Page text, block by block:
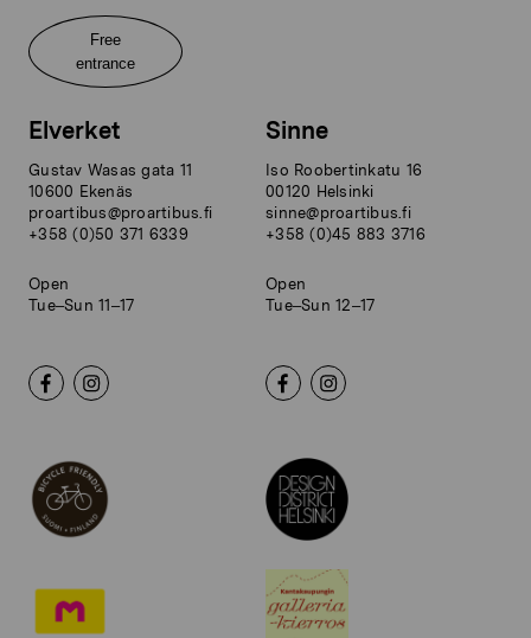
Free
entrance
Elverket
Gustav Wasas gata 11
10600 Ekenäs
proartibus@proartibus.fi
+358 (0)50 371 6339
Open
Tue–Sun 11–17
Sinne
Iso Roobertinkatu 16
00120 Helsinki
sinne@proartibus.fi
+358 (0)45 883 3716
Open
Tue–Sun 12–17